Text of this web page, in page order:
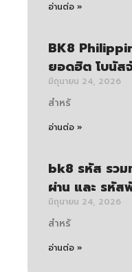
อ่านต่อ »
BK8
ยอดฮิต โบนัส
มิถุนายน 24, 2026
สำหรั
อ่านต่อ »
bk8 รหัส รว
ผ่าน และ รหัส
มิถุนายน 24, 2026
สำหรั
อ่านต่อ »